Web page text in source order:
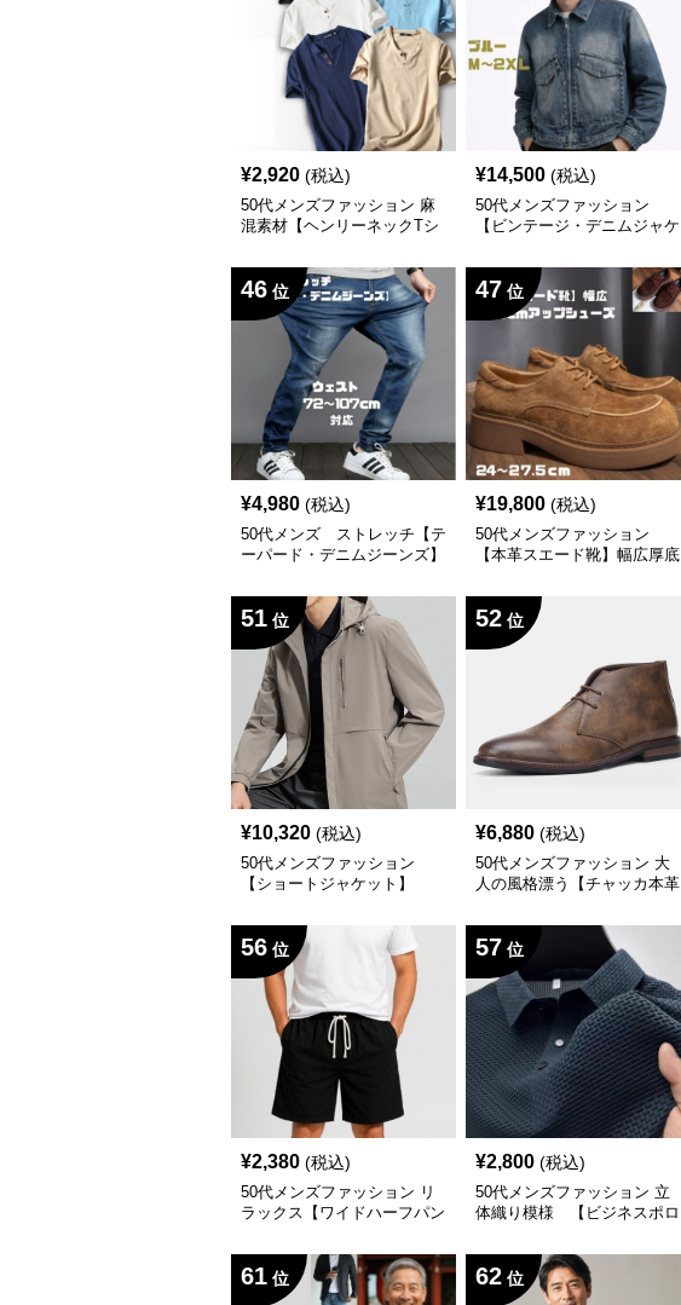
¥2,920 (税込)
50代メンズファッション 麻
混素材【ヘンリーネックTシ
¥14,500 (税込)
50代メンズファッション
【ビンテージ・デニムジャケ
46 位
¥4,980 (税込)
50代メンズ ストレッチ【テ
ーパード・デニムジーンズ】
47 位
¥19,800 (税込)
50代メンズファッション
【本革スエード靴】幅広厚底
51 位
¥10,320 (税込)
50代メンズファッション
【ショートジャケット】
52 位
¥6,880 (税込)
50代メンズファッション 大
人の風格漂う【チャッカ本革
56 位
¥2,380 (税込)
50代メンズファッション リ
ラックス【ワイドハーフパン
57 位
¥2,800 (税込)
50代メンズファッション 立
体織り模様 【ビジネスポロ
61 位 62 位